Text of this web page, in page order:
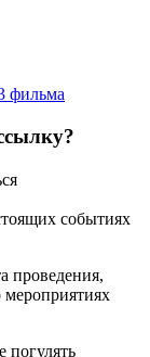
фильма
событиях
проведения,
погулять